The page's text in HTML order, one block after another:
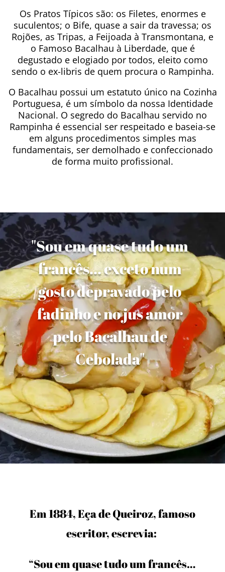
Os Pratos Típicos são: os Filetes, enormes e
suculentos; o Bife, quase a sair da travessa; os
Rojões, as Tripas, a Feijoada à Transmontana, e
o Famoso Bacalhau à Liberdade, que é
degustado e elogiado por todos, eleito como
sendo o ex-libris de quem procura o Rampinha.
O Bacalhau possui um estatuto único na Cozinha
Portuguesa, é um símbolo da nossa Identidade
Nacional. O segredo do Bacalhau servido no
Rampinha é essencial ser respeitado e baseia-se
em alguns procedimentos simples mas
fundamentais, ser demolhado e confeccionado
de forma muito profissional.
"Sou em quase tudo um
francês... exceto num
gosto depravado pelo
fadinho e no jus amor
pelo Bacalhau de
Cebolada"
Em 1884, Eça de Queiroz, famoso
escritor, escrevia:
“Sou em quase tudo um francês…